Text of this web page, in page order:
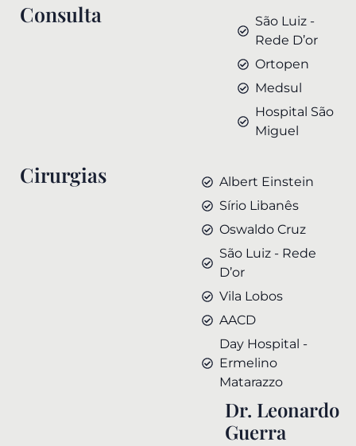
Consulta
São Luiz -
Rede D’or
Ortopen
Medsul
Hospital São
Miguel
Cirurgias
Albert Einstein
Sírio Libanês
Oswaldo Cruz
São Luiz - Rede
D’or
Vila Lobos
AACD
Day Hospital -
Ermelino
Matarazzo
Dr. Leonardo
Guerra